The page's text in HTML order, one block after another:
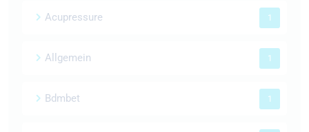
Acupressure 1
Allgemein 1
Bdmbet 1